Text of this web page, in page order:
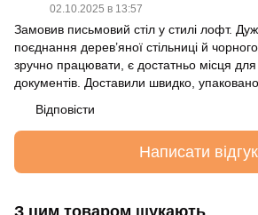
02.10.2025 в 13:57
Замовив письмовий стіл у стилі лофт.
поєднання дерев’яної стільниці й
зручно працювати, є достатньо місця для
документів. Доставили швидко,
Відповісти
Написати відгук
З цим товаром шукають